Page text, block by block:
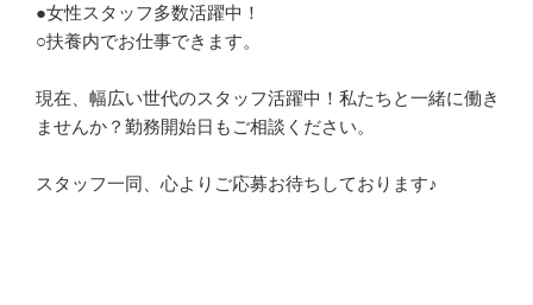
●女性スタッフ多数活躍中！
○扶養内でお仕事できます。
現在、幅広い世代のスタッフ活躍中！私たちと一緒に働き
ませんか？勤務開始日もご相談ください。
スタッフ一同、心よりご応募お待ちしております♪